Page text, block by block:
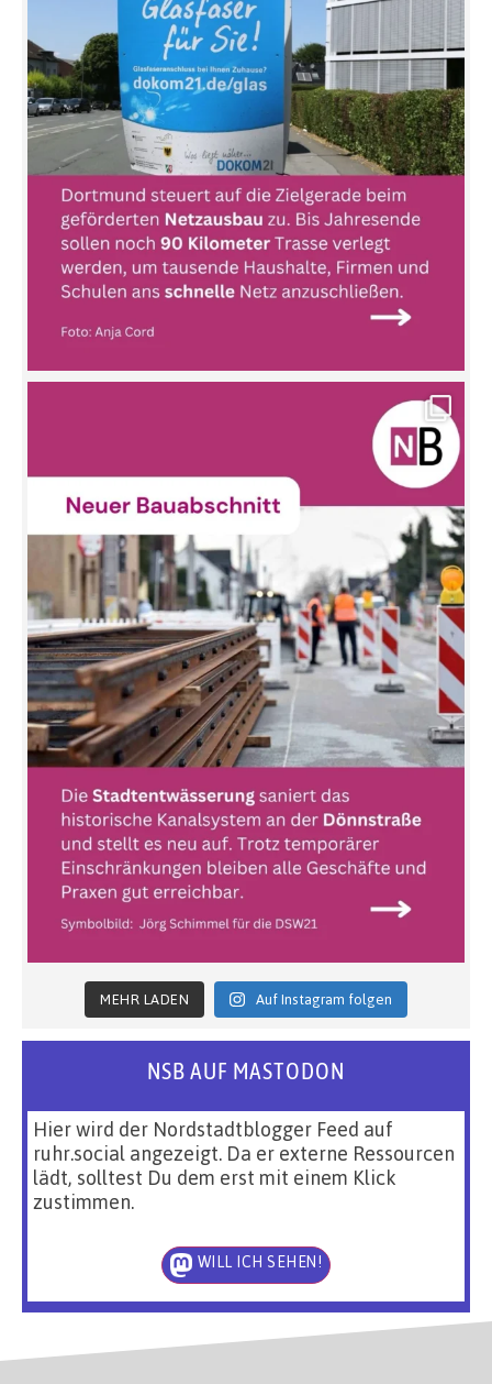
MEHR LADEN Auf Instagram folgen
NSB AUF MASTODON
Hier wird der Nordstadtblogger Feed auf
ruhr.social angezeigt. Da er externe Ressourcen
lädt, solltest Du dem erst mit einem Klick
zustimmen.
WILL ICH SEHEN!